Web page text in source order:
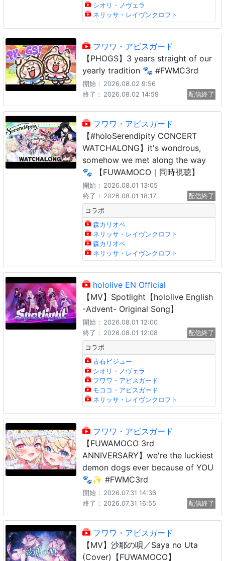
シオリ・ノヴェラ
ネリッサ・レイヴンクロフト
フワワ・アビスガード
【PHOGS】3 years straight of our
yearly tradition 🐾 #FWMC3rd
開始： 2026.08.02 9:56
終了： 2026.08.02 14:59 配信終了
フワワ・アビスガード
【#holoSerendipity CONCERT
WATCHALONG】it's wondrous,
somehow we met along the way
🐾 【FUWAMOCO｜同時視聴】
開始： 2026.08.01 13:05
終了： 2026.08.01 18:17
配信終了
コラボ
森カリオペ
ネリッサ・レイヴンクロフト
森カリオペ
ネリッサ・レイヴンクロフト
hololive EN Official
【MV】Spotlight【hololive English
-Advent- Original Song】
開始： 2026.08.01 12:00
終了： 2026.08.01 12:08
配信終了
コラボ
古石ビジュー
シオリ・ノヴェラ
フワワ・アビスガード
モココ・アビスガード
ネリッサ・レイヴンクロフト
フワワ・アビスガード
【FUWAMOCO 3rd
ANNIVERSARY】we're the luckiest
demon dogs ever because of YOU
🐾✨️ #FWMC3rd
開始： 2026.07.31 14:36
終了： 2026.07.31 16:55 配信終了
フワワ・アビスガード
【MV】沙耶の唄／Saya no Uta
(Cover)【FUWAMOCO】